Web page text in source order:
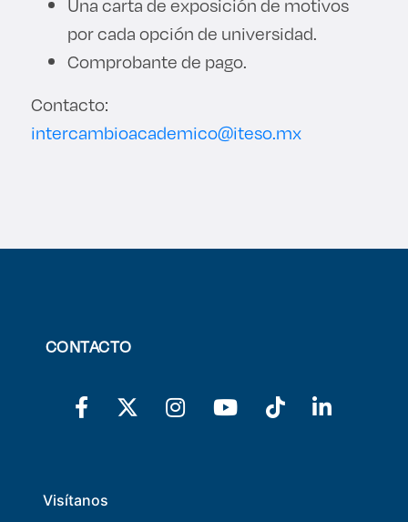
Una carta de exposición de motivos
por cada opción de universidad.
Comprobante de pago.
Contacto:
intercambioacademico@iteso.mx
CONTACTO
Visítanos